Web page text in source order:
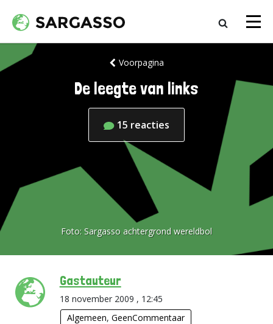
Voorpagina
De leegte van links
15 reacties
Foto: Sargasso achtergrond wereldbol
Gastauteur
18 november 2009 , 12:45
Algemeen, GeenCommentaar